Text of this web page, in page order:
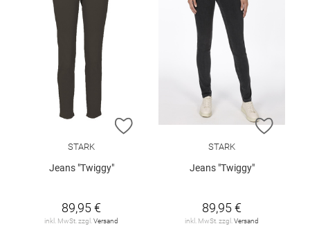
ZUR WUNSCHLISTE HINZUFÜGEN
STARK
Jeans "Twiggy"
89,95 €
inkl. MwSt. zzgl. Versand
ZUR
STARK
Jeans "Twiggy"
89,95 €
inkl. MwSt. zzgl. Versand